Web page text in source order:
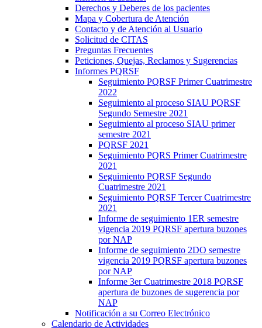
Derechos y Deberes de los pacientes
Mapa y Cobertura de Atención
Contacto y de Atención al Usuario
Solicitud de CITAS
Preguntas Frecuentes
Peticiones, Quejas, Reclamos y Sugerencias
Informes PQRSF
Seguimiento PQRSF Primer Cuatrimestre
2022
Seguimiento al proceso SIAU PQRSF
Segundo Semestre 2021
Seguimiento al proceso SIAU primer
semestre 2021
PQRSF 2021
Seguimiento PQRS Primer Cuatrimestre
2021
Seguimiento PQRSF Segundo
Cuatrimestre 2021
Seguimiento PQRSF Tercer Cuatrimestre
2021
Informe de seguimiento 1ER semestre
vigencia 2019 PQRSF apertura buzones
por NAP
Informe de seguimiento 2DO semestre
vigencia 2019 PQRSF apertura buzones
por NAP
Informe 3er Cuatrimestre 2018 PQRSF
apertura de buzones de sugerencia por
NAP
Notificación a su Correo Electrónico
Calendario de Actividades